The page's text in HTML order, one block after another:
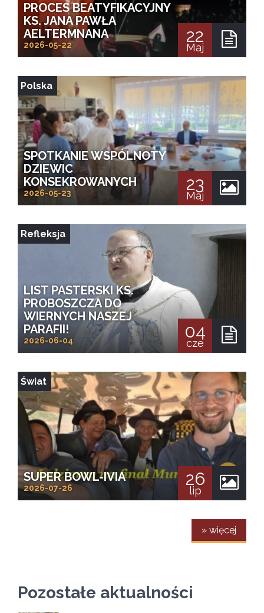
22
Maj
PROCES BEATYFIKACYJNY
KS. JANA PAWŁA
AELTERMNANA
2026-05-22
23
Maj
SPOTKANIE WSPÓLNOTY
DZIEWIC
KONSEKROWANYCH
2026-05-23
Polska
04
cze
LIST PASTERSKI KS.
PROBOSZCZA DO
WIERNYCH NASZEJ
PARAFII!
2026-06-04
Refleksja
26
lip
SUPER BOWL-IVIA
2026-07-26
Świat
» więcej
Pozostałe aktualności